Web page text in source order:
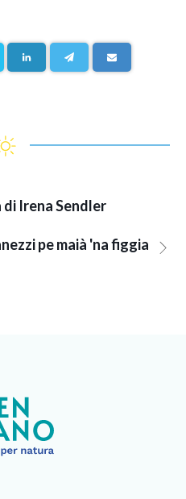
Irena Sendler
pe maià 'na figgia